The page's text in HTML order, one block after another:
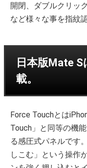
開閉、ダブルクリッ
など様々な事を指紋
日本版Mate
載。
Force Touchとは
Touch」と同等の機
る感圧式パネルです
しこむ」という操作